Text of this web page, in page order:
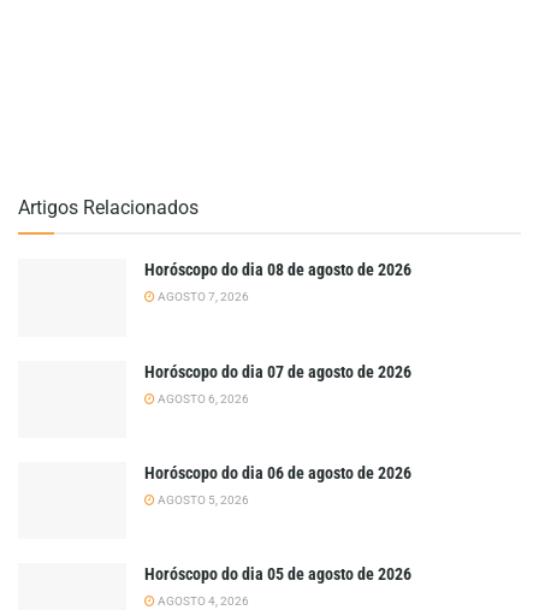
Artigos Relacionados
Horóscopo do dia 08 de agosto de 2026
AGOSTO 7, 2026
Horóscopo do dia 07 de agosto de 2026
AGOSTO 6, 2026
Horóscopo do dia 06 de agosto de 2026
AGOSTO 5, 2026
Horóscopo do dia 05 de agosto de 2026
AGOSTO 4, 2026